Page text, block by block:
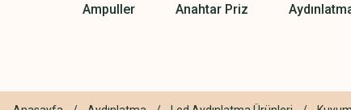
Ampuller Anahtar Priz